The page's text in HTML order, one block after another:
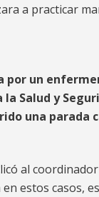
a practicar
un
Salud y
una
al
estos casos,